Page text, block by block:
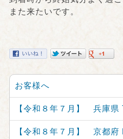
また来たいです。
お客様へ
【令和８年７月】 兵庫県
【令和８年７月】 京都府